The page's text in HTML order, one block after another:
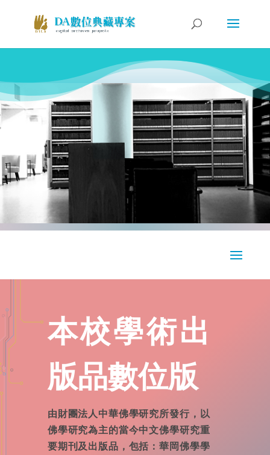
本校學術出
版品數位版
由財團法人中華佛學研究所發行，以
佛學研究為主的當今中文佛學研究重
要期刊及出版品，包括：華岡佛學學